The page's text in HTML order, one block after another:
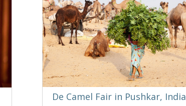
De Camel Fair in Pushkar, India